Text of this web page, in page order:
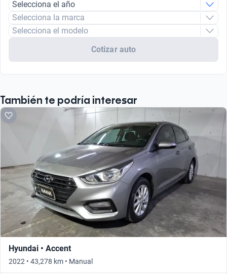
Selecciona el año
Selecciona la marca
Selecciona el modelo
Cotizar auto
También te podría interesar
Hyundai • Accent
2022 • 43,278 km • Manual